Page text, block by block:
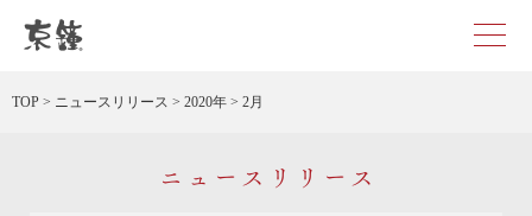
TOP > ニュースリリース > 2020年 > 2月